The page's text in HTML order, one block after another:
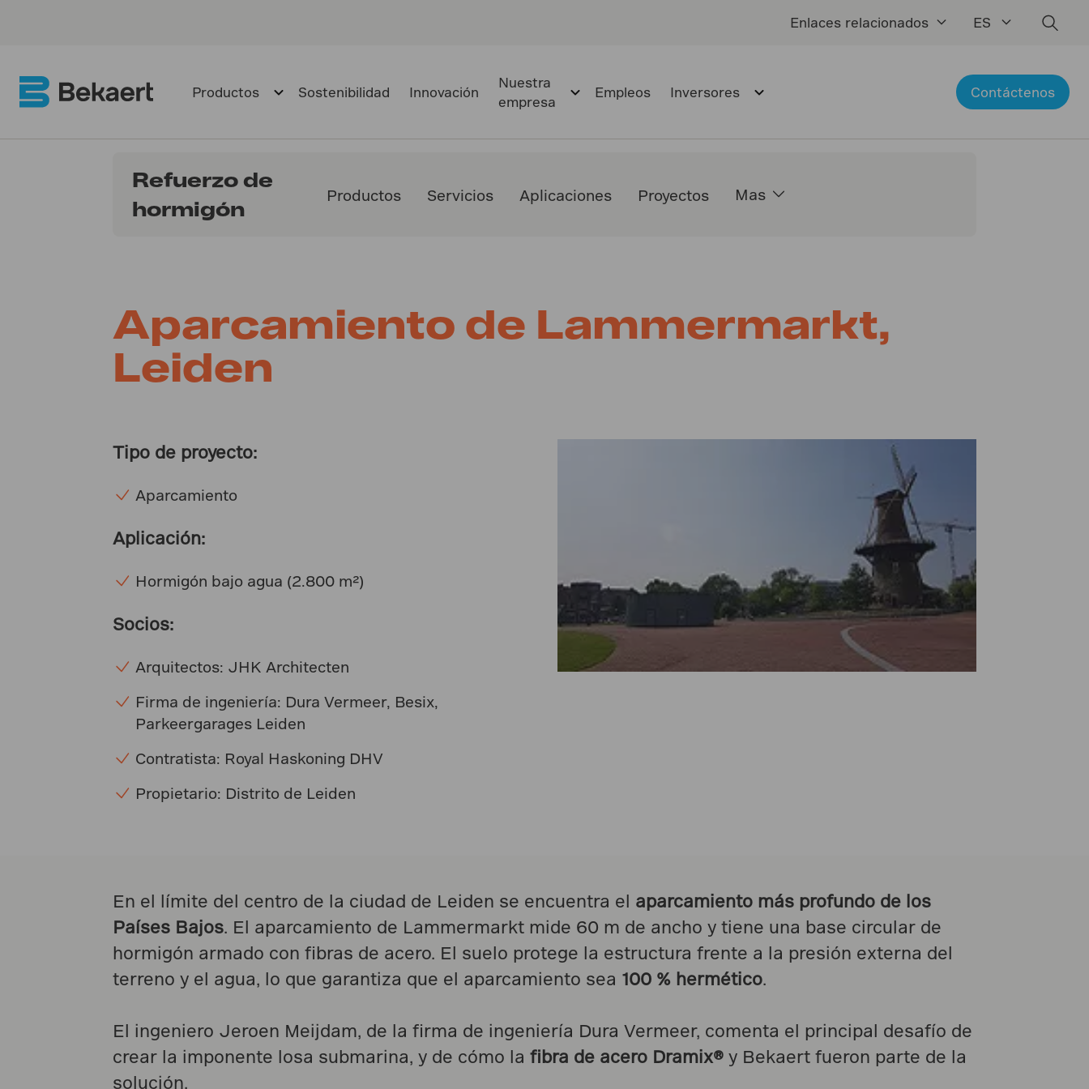
Enlaces relacionados ES
Productos Sostenibilidad Innovación
Nuestra
empresa
Empleos Inversores Contáctenos
Refuerzo de
hormigón
Productos Servicios Aplicaciones Proyectos Mas
Aparcamiento de Lammermarkt,
Leiden
Tipo de proyecto:
Aparcamiento
Aplicación:
Hormigón bajo agua (2.800 m²)
Socios:
Arquitectos: JHK Architecten
Firma de ingeniería: Dura Vermeer, Besix,
Parkeergarages Leiden
Contratista: Royal Haskoning DHV
Propietario: Distrito de Leiden
En el límite del centro de la ciudad de Leiden se encuentra el aparcamiento más profundo de los
Países Bajos. El aparcamiento de Lammermarkt mide 60 m de ancho y tiene una base circular de
hormigón armado con fibras de acero. El suelo protege la estructura frente a la presión externa del
terreno y el agua, lo que garantiza que el aparcamiento sea 100 % hermético.
El ingeniero Jeroen Meijdam, de la firma de ingeniería Dura Vermeer, comenta el principal desafío de
crear la imponente losa submarina, y de cómo la fibra de acero Dramix®y Bekaert fueron parte de la
solución.